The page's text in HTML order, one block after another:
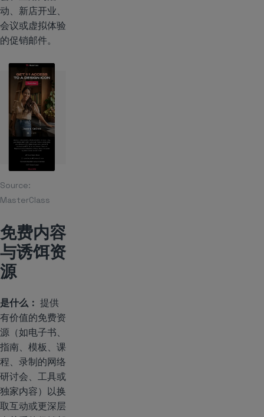
动、新店开业、
会议或虚拟体验
的促销邮件。
Source:
MasterClass
免费内容
与诱饵资
源
是什么： 提供
有价值的免费资
源（如电子书、
指南、模板、课
程、录制的网络
研讨会、工具或
独家内容）以换
取互动或更深层